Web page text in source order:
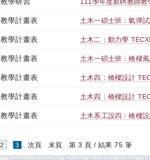
教學計畫表 土木一碩士班：氣彈
教學計畫表 土木二：動力學
教學計畫表 土木一碩士班：橋樑
教學計畫表 土木四：橋樑設計
教學計畫表 土木四：橋樑設計
教學計畫表 土木系工設四：橋樑
2 3 (current)
次頁 末頁 第 3 頁 / 結果 75 筆